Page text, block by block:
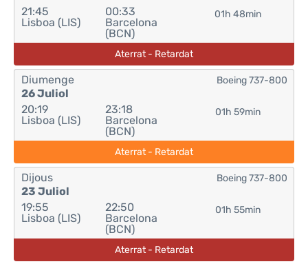
21:45
Lisboa (LIS)
00:33
Barcelona
(BCN)
01h 48min
Aterrat - Retardat
Diumenge
26 Juliol
20:19
Lisboa (LIS)
23:18
Barcelona
(BCN)
01h 59min
Boeing 737-800
Aterrat - Retardat
Dijous
23 Juliol
19:55
Lisboa (LIS)
22:50
Barcelona
(BCN)
01h 55min
Boeing 737-800
Aterrat - Retardat